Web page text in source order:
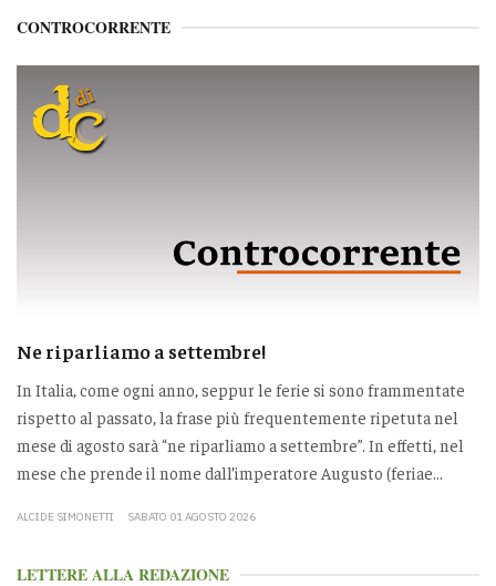
CONTROCORRENTE
Ne riparliamo a settembre!
In Italia, come ogni anno, seppur le ferie si sono frammentate
rispetto al passato, la frase più frequentemente ripetuta nel
mese di agosto sarà “ne riparliamo a settembre”. In effetti, nel
mese che prende il nome dall’imperatore Augusto (feriae...
ALCIDE SIMONETTI SABATO 01 AGOSTO 2026
LETTERE ALLA REDAZIONE